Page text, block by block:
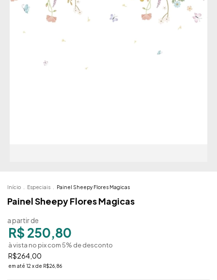
Início Especiais Painel Sheepy Flores Magicas
Painel Sheepy Flores Magicas
a partir de
R$ 250,80
à vista no pix com 5% de desconto
R$264,00
em até 12 x de R$26,86